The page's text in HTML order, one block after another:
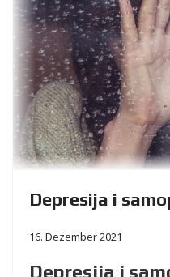
Depresija i
16. Dezember 2021
Depresija i